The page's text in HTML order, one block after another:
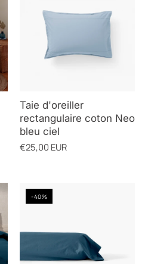
Taie d'oreiller
rectangulaire coton Neo
bleu ciel
€25,00 EUR
-40%